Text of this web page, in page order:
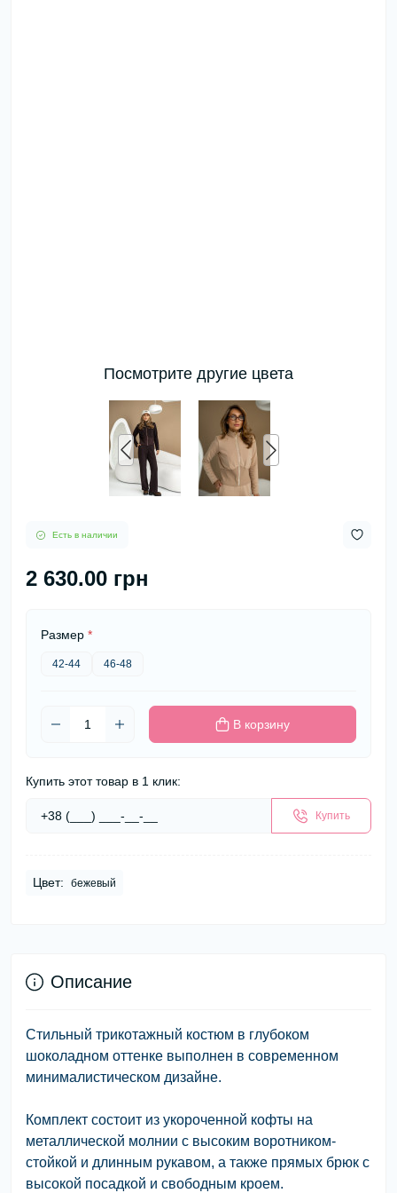
Посмотрите другие цвета
Есть в наличии
2 630.00 грн
Размер *
42-44 46-48
В корзину
Купить этот товар в 1 клик:
Купить
Цвет: бежевый
Описание
Стильный трикотажный костюм в глубоком
шоколадном оттенке выполнен в современном
минималистическом дизайне.
Комплект состоит из укороченной кофты на
металлической молнии с высоким воротником-
стойкой и длинным рукавом, а также прямых брюк с
высокой посадкой и свободным кроем.